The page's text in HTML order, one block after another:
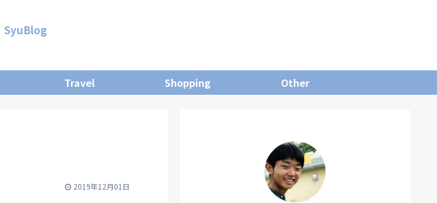
SyuBlog
Travel Shopping Other
2019年12月01日